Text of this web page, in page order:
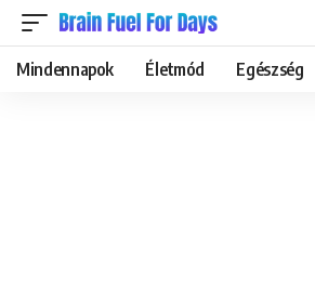
Mindennapok Életmód Egészség